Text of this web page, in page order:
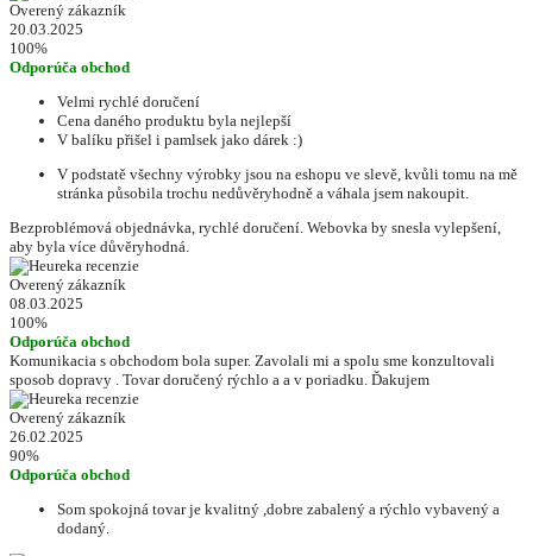
Overený zákazník
20.03.2025
100%
Odporúča obchod
Velmi rychlé doručení
Cena daného produktu byla nejlepší
V balíku přišel i pamlsek jako dárek :)
V podstatě všechny výrobky jsou na eshopu ve slevě, kvůli tomu na mě
stránka působila trochu nedůvěryhodně a váhala jsem nakoupit.
Bezproblémová objednávka, rychlé doručení. Webovka by snesla vylepšení,
aby byla více důvěryhodná.
Overený zákazník
08.03.2025
100%
Odporúča obchod
Komunikacia s obchodom bola super. Zavolali mi a spolu sme konzultovali
sposob dopravy . Tovar doručený rýchlo a a v poriadku. Ďakujem
Overený zákazník
26.02.2025
90%
Odporúča obchod
Som spokojná tovar je kvalitný ,dobre zabalený a rýchlo vybavený a
dodaný.